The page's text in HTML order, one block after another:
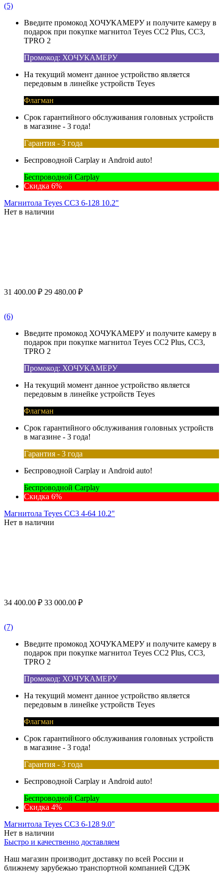
(5)
Введите промокод ХОЧУКАМЕРУ и получите камеру в
подарок при покупке магнитол Teyes CC2 Plus, CC3,
TPRO 2
Промокод: ХОЧУКАМЕРУ
На текущий момент данное устройство является
передовым в линейке устройств Teyes
Флагман
Срок гарантийного обслуживания головных устройств
в магазине - 3 года!
Гарантия - 3 года
Беспроводной Carplay и Android auto!
Беспроводной Carplay
Скидка 6%
Магнитола Teyes CC3 6-128 10.2"
Нет в наличии
31 400.00 ₽ 29 480.00 ₽
(6)
Введите промокод ХОЧУКАМЕРУ и получите камеру в
подарок при покупке магнитол Teyes CC2 Plus, CC3,
TPRO 2
Промокод: ХОЧУКАМЕРУ
На текущий момент данное устройство является
передовым в линейке устройств Teyes
Флагман
Срок гарантийного обслуживания головных устройств
в магазине - 3 года!
Гарантия - 3 года
Беспроводной Carplay и Android auto!
Беспроводной Carplay
Скидка 6%
Магнитола Teyes CC3 4-64 10.2"
Нет в наличии
34 400.00 ₽ 33 000.00 ₽
(7)
Введите промокод ХОЧУКАМЕРУ и получите камеру в
подарок при покупке магнитол Teyes CC2 Plus, CC3,
TPRO 2
Промокод: ХОЧУКАМЕРУ
На текущий момент данное устройство является
передовым в линейке устройств Teyes
Флагман
Срок гарантийного обслуживания головных устройств
в магазине - 3 года!
Гарантия - 3 года
Беспроводной Carplay и Android auto!
Беспроводной Carplay
Скидка 4%
Магнитола Teyes CC3 6-128 9.0"
Нет в наличии
Быстро и качественно доставляем
Наш магазин производит доставку по всей России и
ближнему зарубежью транспортной компанией СДЭК